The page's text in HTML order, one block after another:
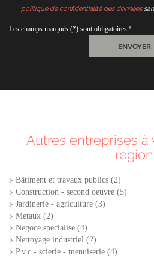
politique de confidentialité des données
Les champs marqués (*) sont obligatoires !
ENVOYER
Autres entreprises à
région
Bâtiment et travaux publics (2)
Construction - second oeuvre (5)
Jardinerie - agriculture (3)
Metaux (2)
Negoce specialise (4)
Nettoyage industriel (2)
P.v.c - scierie - menuiserie (4)